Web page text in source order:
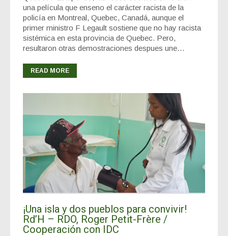
una película que enseno el carácter racista de la
policía en Montreal, Quebec, Canadá, aunque el
primer ministro F Legault sostiene que no hay racista
sistémica en esta provincia de Quebec. Pero,
resultaron otras demostraciones despues une…
READ MORE
¡Una isla y dos pueblos para convivir!
Rd’H – RDO, Roger Petit-Frère /
Cooperación con IDC